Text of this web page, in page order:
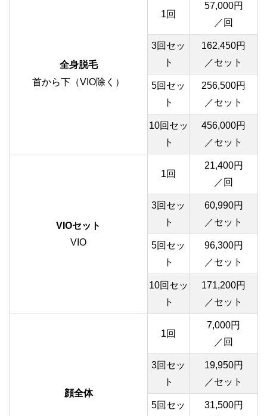
全身脱毛
首から下（VIO除く）
1回
57,000円
／回
3回セッ
ト
162,450円
／セット
5回セッ
ト
256,500円
／セット
10回セッ
ト
456,000円
／セット
VIOセット
VIO
1回
21,400円
／回
3回セッ
ト
60,990円
／セット
5回セッ
ト
96,300円
／セット
10回セッ
ト
171,200円
／セット
顔全体
1回
7,000円
／回
3回セッ
ト
19,950円
／セット
5回セッ
31,500円